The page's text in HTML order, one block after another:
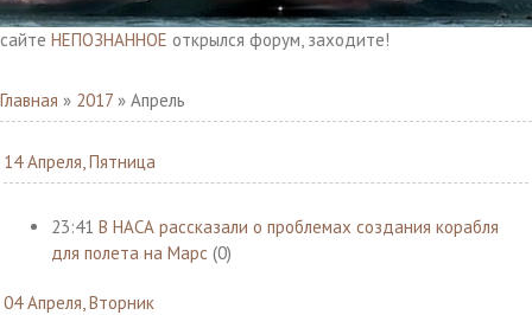
НЕПОЗНАННОЕоткрылся форум, заходите!
Главная » 2017 » Апрель
14 Апреля, Пятница
23:41 В НАСА рассказали о проблемах создания корабля
для полета на Марс (0)
04 Апреля, Вторник